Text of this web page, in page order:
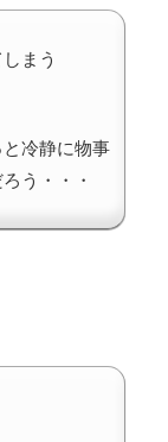
まう
冷静に物事
う・・・